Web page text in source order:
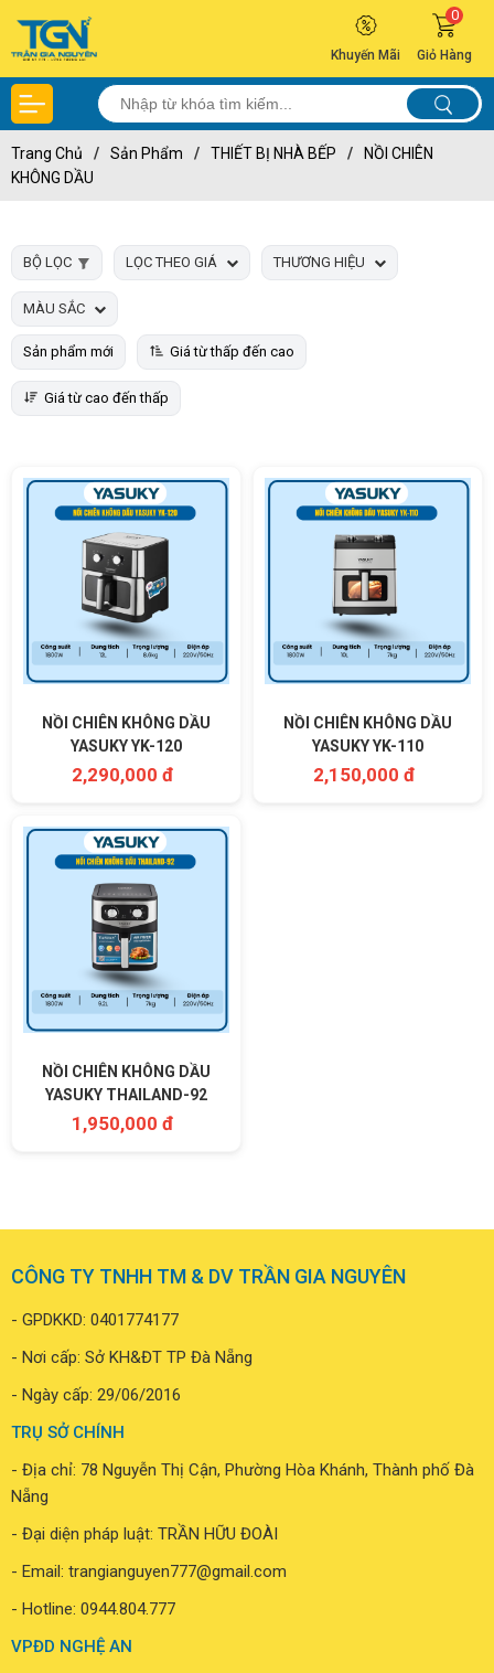
Khuyến Mãi Giỏ Hàng
0
Trang Chủ / Sản Phẩm / THIẾT BỊ NHÀ BẾP /
NỒI CHIÊN
KHÔNG DẦU
BỘ LỌC LỌC THEO GIÁ THƯƠNG HIỆU
MÀU SẮC
Sản phẩm mới Giá từ thấp đến cao
Giá từ cao đến thấp
NỒI CHIÊN KHÔNG DẦU
YASUKY YK-120
2,290,000 đ
NỒI CHIÊN KHÔNG DẦU
YASUKY YK-110
2,150,000 đ
NỒI CHIÊN KHÔNG DẦU
YASUKY THAILAND-92
1,950,000 đ
CÔNG TY TNHH TM & DV TRẦN GIA NGUYÊN
- GPDKKD: 0401774177
- Nơi cấp: Sở KH&ĐT TP Đà Nẵng
- Ngày cấp: 29/06/2016
TRỤ SỞ CHÍNH
- Địa chỉ: 78 Nguyễn Thị Cận, Phường Hòa Khánh, Thành phố Đà
Nẵng
- Đại diện pháp luật: TRẦN HỮU ĐOÀI
- Email: trangianguyen777@gmail.com
- Hotline: 0944.804.777
VPĐD NGHỆ AN